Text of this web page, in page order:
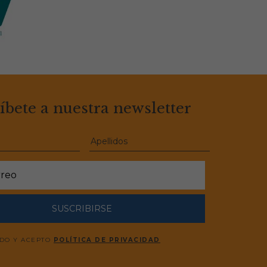
a nuestra newsletter
SUSCRIBIRSE
Y ACEPTO POLÍTICA DE PRIVACIDAD